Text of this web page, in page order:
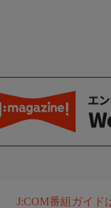
J:COM番組ガイド